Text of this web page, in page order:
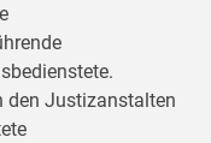
den Justizanstalten